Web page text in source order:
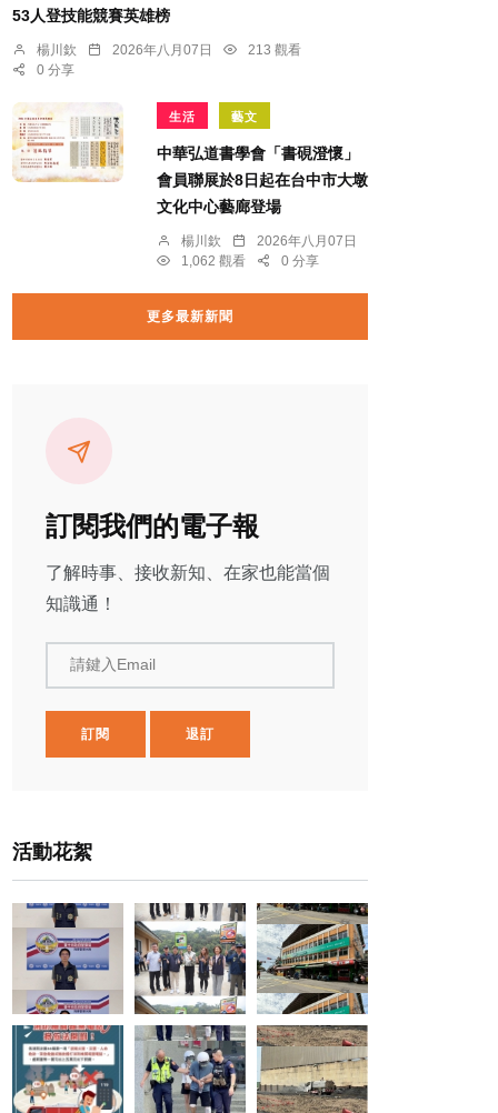
53人登技能競賽英雄榜
楊川欽 2026年八月07日
213 觀看
0 分享
生活 藝文
中華弘道書學會「書硯澄懷」
會員聯展於8日起在台中市大墩
文化中心藝廊登場
楊川欽
2026年八月07日
1,062 觀看
0 分享
更多最新新聞
訂閱我們的電子報
了解時事、接收新知、在家也能當個
知識通！
請鍵入Email
訂閱 退訂
活動花絮